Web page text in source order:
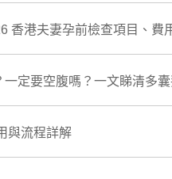
香港夫妻孕前檢查項目、費
定要空腹嗎？一文睇清多
與流程詳解